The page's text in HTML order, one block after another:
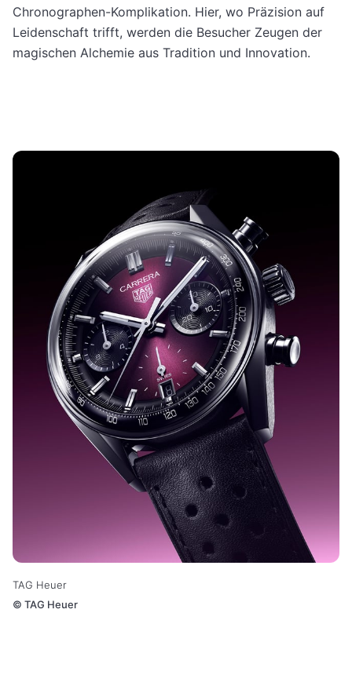
Chronographen-Komplikation. Hier, wo Präzision auf
Leidenschaft trifft, werden die Besucher Zeugen der
magischen Alchemie aus Tradition und Innovation.
TAG Heuer
© TAG Heuer